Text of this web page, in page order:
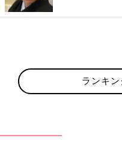
ーしてしまった私であります
だって、勿体無かったから
（体重管理は初期のうちか
―連載第5回に続く。お楽し
長野県在住の美容師。4歳娘
ランキ